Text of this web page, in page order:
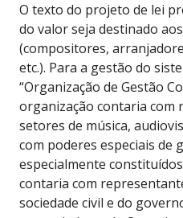
O texto do projeto de lei
do valor seja destinado
(compositores,
etc.). Para a gestão do
“Organização de Gestão
organização contaria com
setores de música,
com poderes especiais de
especialmente
contaria com
sociedade civil e do